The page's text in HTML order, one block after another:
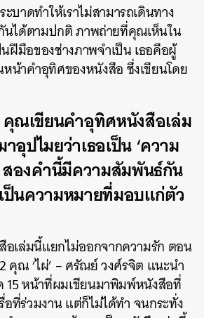
บาดทำให้เราไม่สามารถเดินทาง
นได้ตามปกติ ภาพถ่ายที่คุณเห็นใน
มือของช่างภาพจำเป็น เธอคือผู้
น้าคำอุทิศของหนังสือซึ่งเขียนโดย
ณเขียนคำอุทิศหนังสือเล่ม
อุปไมยว่าเธอเป็น ‘ความ
สองคำนี้มีความสัมพันธ์กัน
ป็นความหมายที่มอบแก่ตัว
อเล่มนี้แยกไม่ออกจากความรัก ตอน
คุณ ‘ไผ่’ – ศรัณย์ วงศ์รจิต แนะนำ
15 หน้าที่ผมเขียนมาพิมพ์หนังสือที่
ที่ร่วมงาน แต่ก็ไม่ได้ทำ จนกระทั่ง